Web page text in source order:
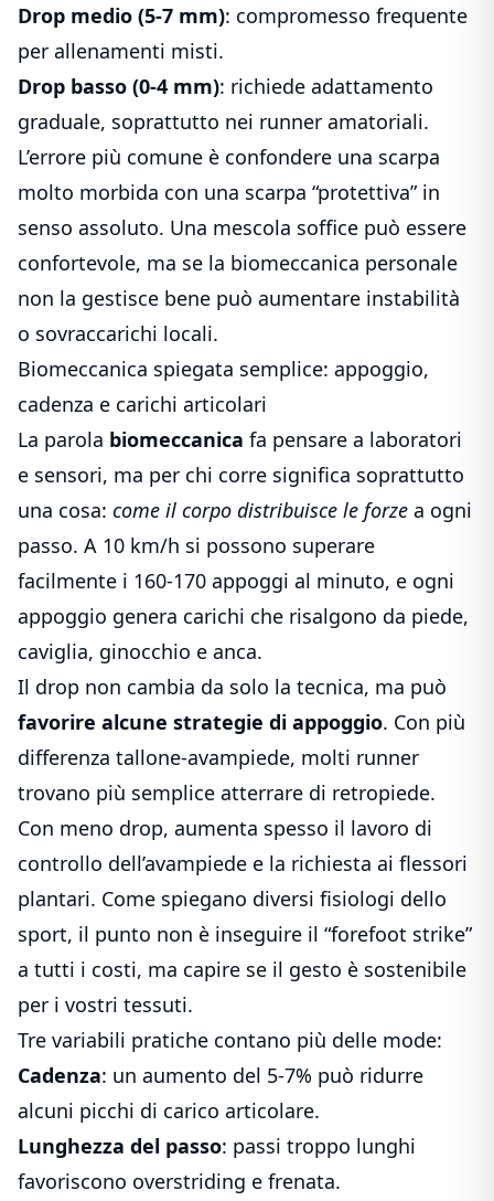
Drop medio (5-7 mm): compromesso frequente
per allenamenti misti.
Drop basso (0-4 mm): richiede adattamento
graduale, soprattutto nei runner amatoriali.
L’errore più comune è confondere una scarpa
molto morbida con una scarpa “protettiva” in
senso assoluto. Una mescola soffice può essere
confortevole, ma se la biomeccanica personale
non la gestisce bene può aumentare instabilità
o sovraccarichi locali.
Biomeccanica spiegata semplice: appoggio,
cadenza e carichi articolari
La parola biomeccanica fa pensare a laboratori
e sensori, ma per chi corre significa soprattutto
una cosa: come il corpo distribuisce le forze a ogni
passo. A 10 km/h si possono superare
facilmente i 160-170 appoggi al minuto, e ogni
appoggio genera carichi che risalgono da piede,
caviglia, ginocchio e anca.
Il drop non cambia da solo la tecnica, ma può
favorire alcune strategie di appoggio. Con più
differenza tallone-avampiede, molti runner
trovano più semplice atterrare di retropiede.
Con meno drop, aumenta spesso il lavoro di
controllo dell’avampiede e la richiesta ai flessori
plantari. Come spiegano diversi fisiologi dello
sport, il punto non è inseguire il “forefoot strike”
a tutti i costi, ma capire se il gesto è sostenibile
per i vostri tessuti.
Tre variabili pratiche contano più delle mode:
Cadenza: un aumento del 5-7% può ridurre
alcuni picchi di carico articolare.
Lunghezza del passo: passi troppo lunghi
favoriscono overstriding e frenata.